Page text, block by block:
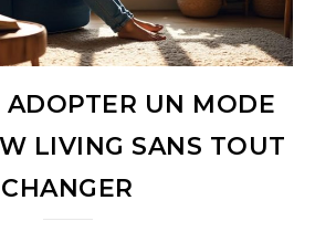
UN MODE
LIVING SANS TOUT
CHANGER